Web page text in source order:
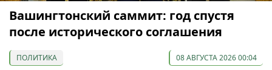
Вашингтонский саммит: год спустя
после исторического соглашения
ПОЛИТИКА 08 АВГУСТА 2026 00:04